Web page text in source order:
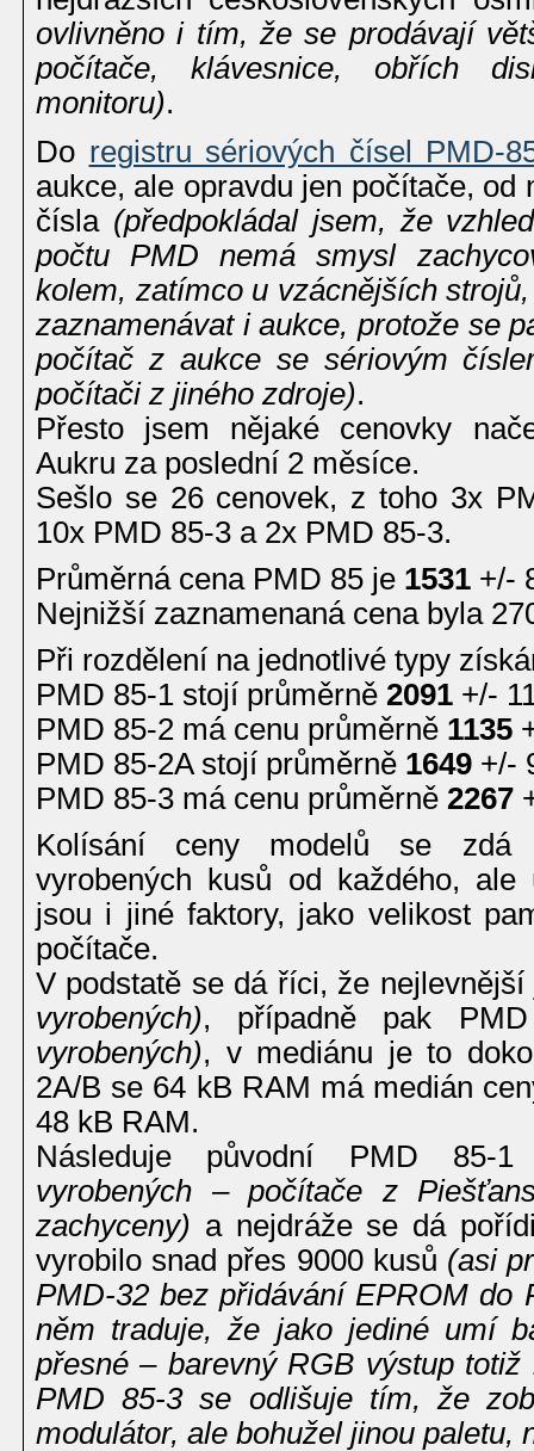
ovlivněno i tím, že se prodávají
počítače, klávesnice, obřích
monitoru).
Do registru sériových čísel PMD-
aukce, ale opravdu jen počítače, od
čísla (předpokládal jsem, že
počtu PMD nemá smysl
kolem, zatímco u vzácnějších
zaznamenávat i aukce, protože se
počítač z aukce se sériovým
počítači z jiného zdroje).
Přesto jsem nějaké cenovky
Aukru za poslední 2 měsíce.
Sešlo se 26 cenovek, z toho 3x
10x PMD 85-3 a 2x PMD 85-3.
Průměrná cena PMD 85 je 1531 +/-
Nejnižší zaznamenaná cena byla
Při rozdělení na jednotlivé typy
PMD 85-1 stojí průměrně 2091 +/-
PMD 85-2 má cenu průměrně 1135
PMD 85-2A stojí průměrně 1649 +/-
PMD 85-3 má cenu průměrně 2267
Kolísání ceny modelů se zdá
vyrobených kusů od každého,
jsou i jiné faktory, jako velikost
počítače.
V podstatě se dá říci, že
vyrobených), případně pak
vyrobených), v mediánu je to
2A/B se 64 kB RAM má medián
48 kB RAM.
Následuje původní PMD 85-
vyrobených – počítače z
zachyceny) a nejdráže se dá
vyrobilo snad přes 9000 kusů (asi
PMD-32 bez přidávání EPROM do
něm traduje, že jako jediné umí
přesné – barevný RGB výstup
PMD 85-3 se odlišuje tím, že
modulátor, ale bohužel jinou paletu,